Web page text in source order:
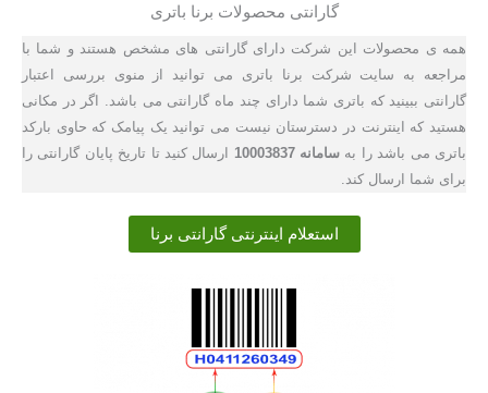
گارانتی محصولات برنا باتری
همه ی محصولات این شرکت دارای گارانتی های مشخص هستند و شما با
مراجعه به سایت شرکت برنا باتری می توانید از منوی بررسی اعتبار
گارانتی ببینید که باتری شما دارای چند ماه گارانتی می باشد. اگر در مکانی
هستید که اینترنت در دسترستان نیست می توانید یک پیامک که حاوی بارکد
باتری می باشد را به سامانه 10003837
ارسال کنید تا تاریخ پایان گارانتی را
برای شما ارسال کند.
استعلام اینترنتی گارانتی برنا